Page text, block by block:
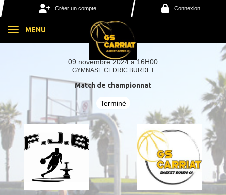
Créer un compte Connexion
MENU
09 novembre 2024 à 16H00
GYMNASE CEDRIC BURDET
Match de championnat
Terminé
Panneau de gestion des cookies